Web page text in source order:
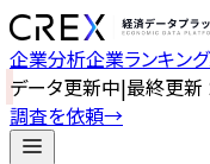
企業分析企業ランキング
データ更新中|最終更新
調査を依頼→